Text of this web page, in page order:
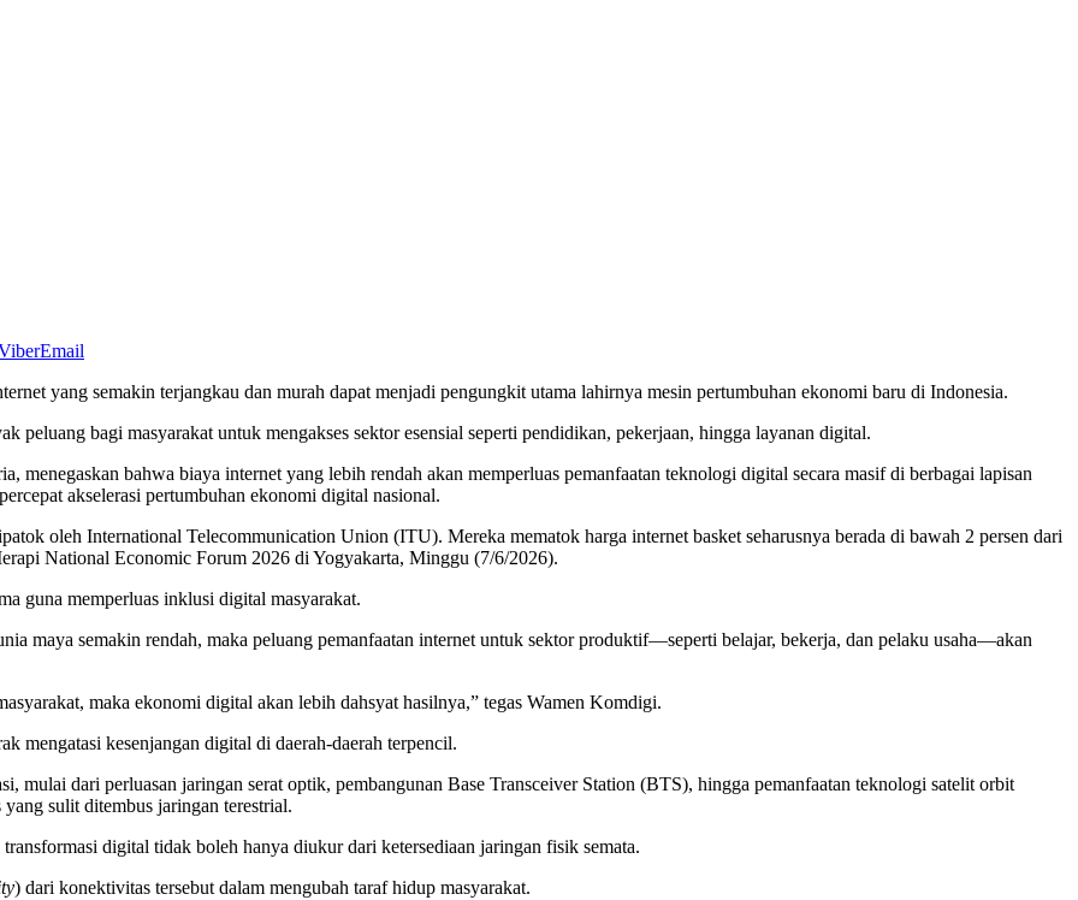
Email
yang semakin terjangkau dan murah dapat menjadi pengungkit utama lahirnya mesin pertumbuhan ekonomi baru di Indonesia.
peluang bagi masyarakat untuk mengakses sektor esensial seperti pendidikan, pekerjaan, hingga layanan digital.
bahwa biaya internet yang lebih rendah akan memperluas pemanfaatan teknologi digital secara masif di berbagai lapisan
akselerasi pertumbuhan ekonomi digital nasional.
oleh International Telecommunication Union (ITU). Mereka mematok harga internet basket seharusnya berada di bawah 2 persen dari
National Economic Forum 2026 di Yogyakarta, Minggu (7/6/2026).
guna memperluas inklusi digital masyarakat.
maya semakin rendah, maka peluang pemanfaatan internet untuk sektor produktif—seperti belajar, bekerja, dan pelaku usaha—akan
maka ekonomi digital akan lebih dahsyat hasilnya,” tegas Wamen Komdigi.
mengatasi kesenjangan digital di daerah-daerah terpencil.
mulai dari perluasan jaringan serat optik, pembangunan Base Transceiver Station (BTS), hingga pemanfaatan teknologi satelit orbit
sulit ditembus jaringan terestrial.
digital tidak boleh hanya diukur dari ketersediaan jaringan fisik semata.
) dari konektivitas tersebut dalam mengubah taraf hidup masyarakat.